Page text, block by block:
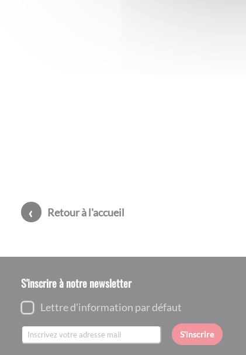
Retour à l'accueil
S'inscrire à notre newsletter
Lettre d'information par défaut
S'inscrire